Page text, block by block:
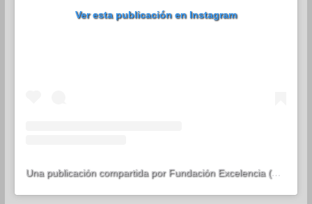
Ver esta publicación en Instagram
Una publicación compartida por Fundación Excelencia (@fundacionexcelencia)